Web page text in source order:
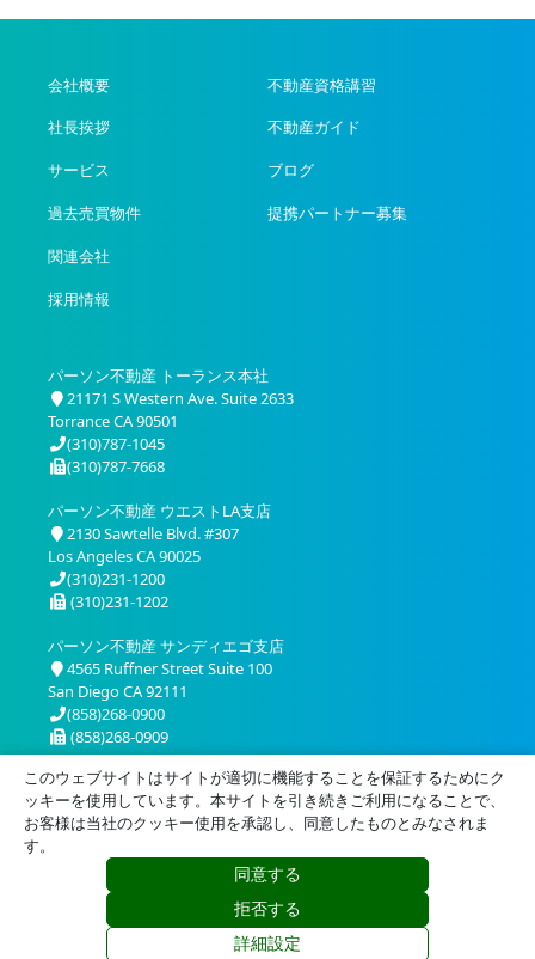
会社概要
社長挨拶
サービス
過去売買物件
関連会社
採用情報
不動産資格講習
不動産ガイド
ブログ
提携パートナー募集
パーソン不動産 トーランス本社
21171 S Western Ave. Suite 2633
Torrance CA 90501
(310)787-1045
(310)787-7668
パーソン不動産 ウエストLA支店
2130 Sawtelle Blvd. #307
Los Angeles CA 90025
(310)231-1200
(310)231-1202
パーソン不動産 サンディエゴ支店
4565 Ruffner Street Suite 100
San Diego CA 92111
(858)268-0900
(858)268-0909
© 2026 Person Realty, Inc. All Rights Reserved.
このウェブサイトはサイトが適切に機能することを保証するためにク
ッキーを使用しています。本サイトを引き続きご利用になることで、
お客様は当社のクッキー使用を承認し、同意したものとみなされま
す。
同意する
拒否する
詳細設定